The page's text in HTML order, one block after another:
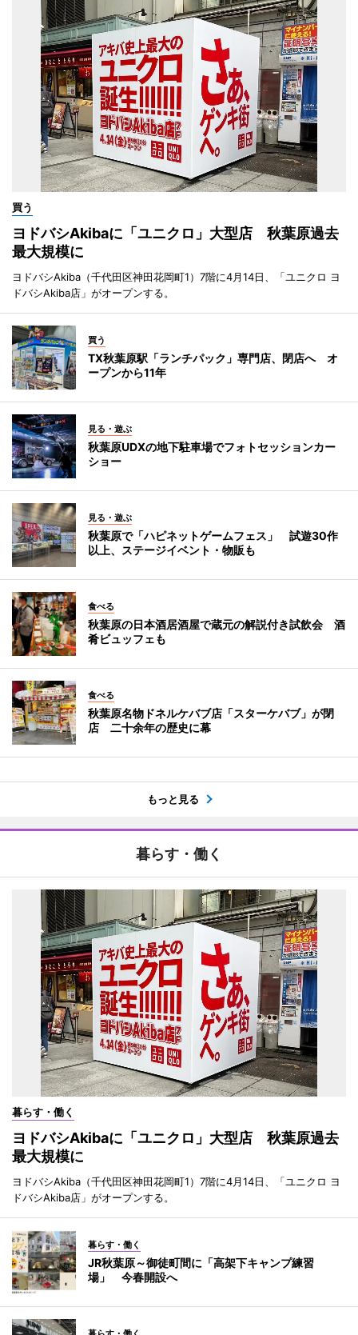
買う
ヨドバシAkibaに「ユニクロ」大型店 秋葉原過去
最大規模に
ヨドバシAkiba（千代田区神田花岡町1）7階に4月14日、「ユニクロ ヨ
ドバシAkiba店」がオープンする。
買う
TX秋葉原駅「ランチパック」専門店、閉店へ オ
ープンから11年
見る・遊ぶ
秋葉原UDXの地下駐車場でフォトセッションカー
ショー
見る・遊ぶ
秋葉原で「ハピネットゲームフェス」 試遊30作
以上、ステージイベント・物販も
食べる
秋葉原の日本酒居酒屋で蔵元の解説付き試飲会 酒
肴ビュッフェも
食べる
秋葉原名物ドネルケバブ店「スターケバブ」が閉
店 二十余年の歴史に幕
もっと見る
暮らす・働く
暮らす・働く
ヨドバシAkibaに「ユニクロ」大型店 秋葉原過去
最大規模に
ヨドバシAkiba（千代田区神田花岡町1）7階に4月14日、「ユニクロ ヨ
ドバシAkiba店」がオープンする。
暮らす・働く
JR秋葉原～御徒町間に「高架下キャンプ練習
場」 今春開設へ